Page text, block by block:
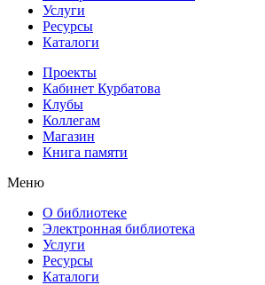
Услуги
Ресурсы
Каталоги
Проекты
Кабинет Курбатова
Клубы
Коллегам
Магазин
Книга памяти
Меню
О библиотеке
Электронная библиотека
Услуги
Ресурсы
Каталоги